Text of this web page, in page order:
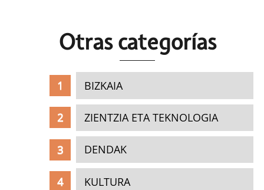
Otras categorías
BIZKAIA
ZIENTZIA ETA TEKNOLOGIA
DENDAK
KULTURA